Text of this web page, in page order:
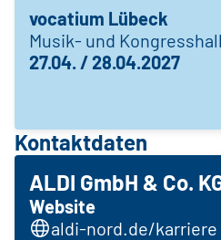
vocatium Lübeck
Musik- und
27.04. / 28.04.2027
Kontaktdaten
ALDI GmbH & Co.
Website
aldi-nord.de/karriere